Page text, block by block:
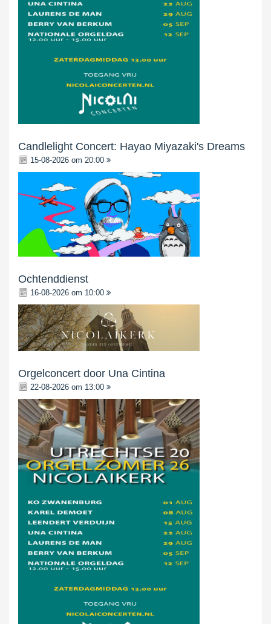
Candlelight Concert: Hayao Miyazaki's Dreams
15-08-2026 om 20:00
Ochtenddienst
16-08-2026 om 10:00
Orgelconcert door Una Cintina
22-08-2026 om 13:00